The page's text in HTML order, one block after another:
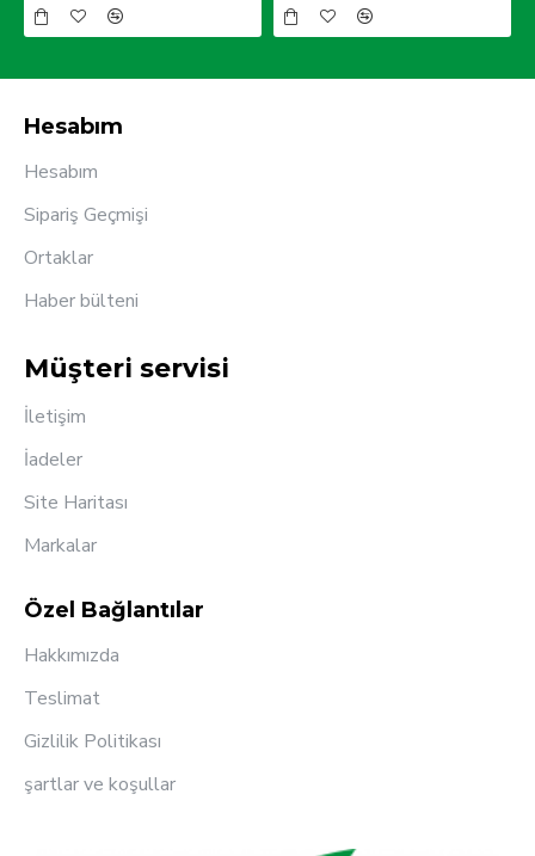
Hesabım
Hesabım
Sipariş Geçmişi
Ortaklar
Haber bülteni
Müşteri servisi
İletişim
İadeler
Site Haritası
Markalar
Özel Bağlantılar
Hakkımızda
Teslimat
Gizlilik Politikası
şartlar ve koşullar